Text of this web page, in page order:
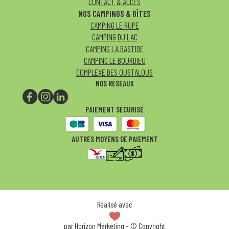
NOS CAMPINGS & GÎTES
CAMPING LE RUPE
CAMPING DU LAC
CAMPING LA BASTIDE
CAMPING LE BOURDIEU
COMPLEXE DES OUSTALOUS
NOS RÉSEAUX
PAIEMENT SÉCURISÉ
AUTRES MOYENS DE PAIEMENT
Réalisé avec
parHorizon Marketing – © Copyright